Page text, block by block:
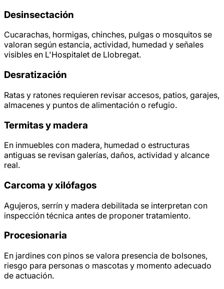
Desinsectación
Cucarachas, hormigas, chinches, pulgas o mosquitos se
valoran según estancia, actividad, humedad y señales
visibles en L'Hospitalet de Llobregat.
Desratización
Ratas y ratones requieren revisar accesos, patios, garajes,
almacenes y puntos de alimentación o refugio.
Termitas y madera
En inmuebles con madera, humedad o estructuras
antiguas se revisan galerías, daños, actividad y alcance
real.
Carcoma y xilófagos
Agujeros, serrín y madera debilitada se interpretan con
inspección técnica antes de proponer tratamiento.
Procesionaria
En jardines con pinos se valora presencia de bolsones,
riesgo para personas o mascotas y momento adecuado
de actuación.